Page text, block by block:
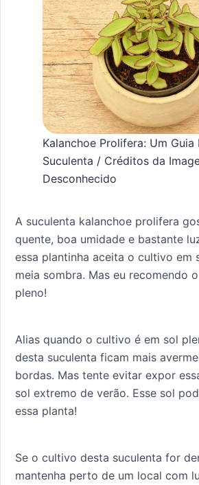
Kalanchoe Prolifera: Um Guia
Suculenta / Créditos da
Desconhecido
A suculenta kalanchoe prolifera
quente, boa umidade e bastante
essa plantinha aceita o cultivo em
meia sombra. Mas eu recomendo
pleno!
Alias quando o cultivo é em sol
desta suculenta ficam mais
bordas. Mas tente evitar expor
sol extremo de verão. Esse sol
essa planta!
Se o cultivo desta suculenta for
mantenha perto de um local com